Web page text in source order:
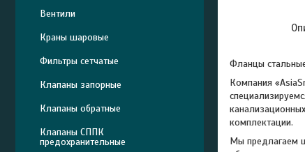
Фланцы
Компания
комплектации.
Мы предлагаем
Вентили
Краны шаровые
Фильтры сетчатые
Клапаны запорные
Клапаны обратные
Клапаны СППК
предохранительные